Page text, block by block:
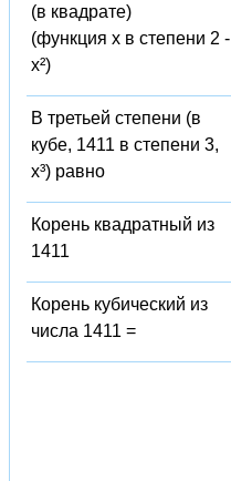
(в квадрате)
(функция x в степени 2 -
x²)
В третьей степени (в
кубе, 1411 в степени 3,
x³) равно
Корень квадратный из
1411
Корень кубический из
числа 1411 =